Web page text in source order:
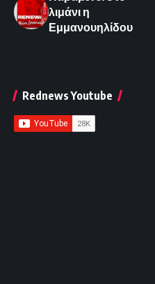
λιμάνι η
Εμμανουηλίδου
Rednews Youtube